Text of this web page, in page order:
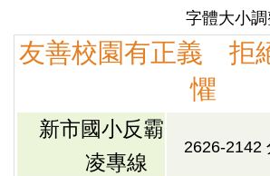
字體大小
友善校園有正義 拒
懼
新市國小反霸
凌專線
2626-2142